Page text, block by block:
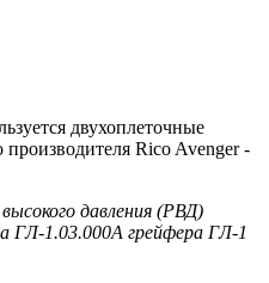
двухоплеточные
Rico Avenger -
давления (РВД)
ГЛ-1.03.000А грейфера ГЛ-1